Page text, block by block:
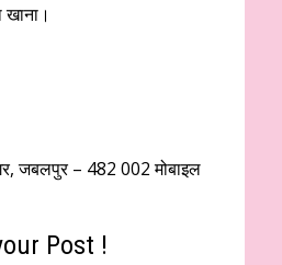
जबलपुर – 482 002 मोबाइल
Post !